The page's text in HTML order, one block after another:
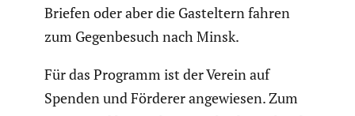
Briefen oder aber die Gastel­tern fahren
zum Gegen­be­such nach Minsk.
Für das Programm ist der Verein auf
Spenden und Förderer angewiesen. Zum